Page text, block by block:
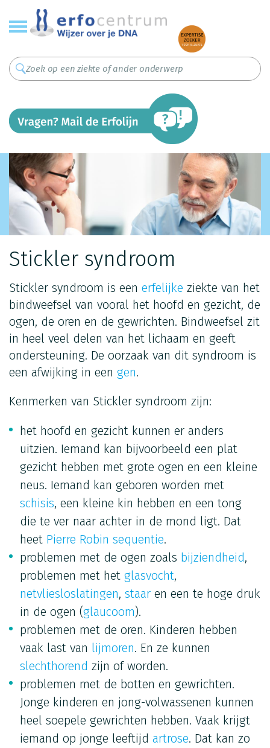
Overslaan
en
naar
inhoud
gaan
Stickler syndroom
Stickler syndroom is een erfelijke ziekte van het
bindweefsel van vooral het hoofd en gezicht, de
ogen, de oren en de gewrichten. Bindweefsel zit
in heel veel delen van het lichaam en geeft
ondersteuning. De oorzaak van dit syndroom is
een afwijking in een gen.
Kenmerken van Stickler syndroom zijn:
het hoofd en gezicht kunnen er anders
uitzien. Iemand kan bijvoorbeeld een plat
gezicht hebben met grote ogen en een kleine
neus. Iemand kan geboren worden met
schisis, een kleine kin hebben en een tong
die te ver naar achter in de mond ligt. Dat
heet Pierre Robin sequentie.
problemen met de ogen zoals bijziendheid,
problemen met het glasvocht,
netvliesloslatingen, staar en een te hoge druk
in de ogen (glaucoom).
problemen met de oren. Kinderen hebben
vaak last van lijmoren. En ze kunnen
slechthorend zijn of worden.
problemen met de botten en gewrichten.
Jonge kinderen en jong-volwassenen kunnen
heel soepele gewrichten hebben. Vaak krijgt
iemand op jonge leeftijd artrose. Dat kan zo